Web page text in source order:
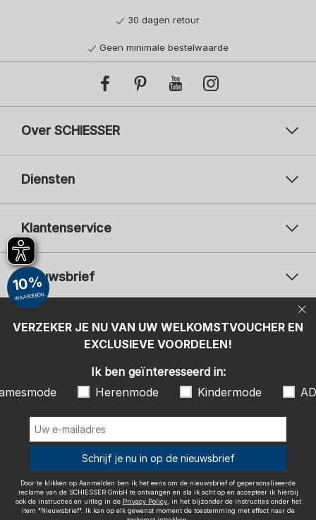
30 dagen retour
Geen minimale bestelwaarde
Over SCHIESSER
Diensten
Klantenservice
Nieuwsbrief
Uw
Uw e-mailadres
Aanmelden
Herenmode
ADIDAS
Door te klikken op Aanmelden ben ik het eens om de nieuwsbrief of
gepersonaliseerde reclame van de SCHIESSER GmbH te ontvangen en
sla ik acht op en accepteer ik hierbij ook de instructies en uitleg in de
, in het bijzonder de instructies onder het item
effect naar de toekomst intrekken.
Betaalwijzen
Wij bezorgen met
VERZEKER JE NU VAN UW WELKOMSTVOUCHER EN
EXCLUSIEVE VOORDELEN!
10%
WAARDEBON
Ik ben geïnteresseerd in:
Herenmode Kindermode
Schrijf je nu in op de nieuwsbrief
Door te klikken op Aanmelden ben ik het eens om de nieuwsbrief of gepersonaliseerde
reclame van de SCHIESSER GmbH te ontvangen en sla ik acht op en accepteer ik hierbij
ook de instructies en uitleg in de Privacy Policy, in het bijzonder de instructies onder het
item "Nieuwsbrief". Ik kan op elk gewenst moment de toestemming met effect naar de